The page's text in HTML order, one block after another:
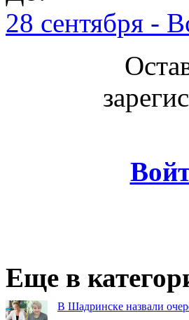
28 сентября -
Еще в
В Шадринске назвали